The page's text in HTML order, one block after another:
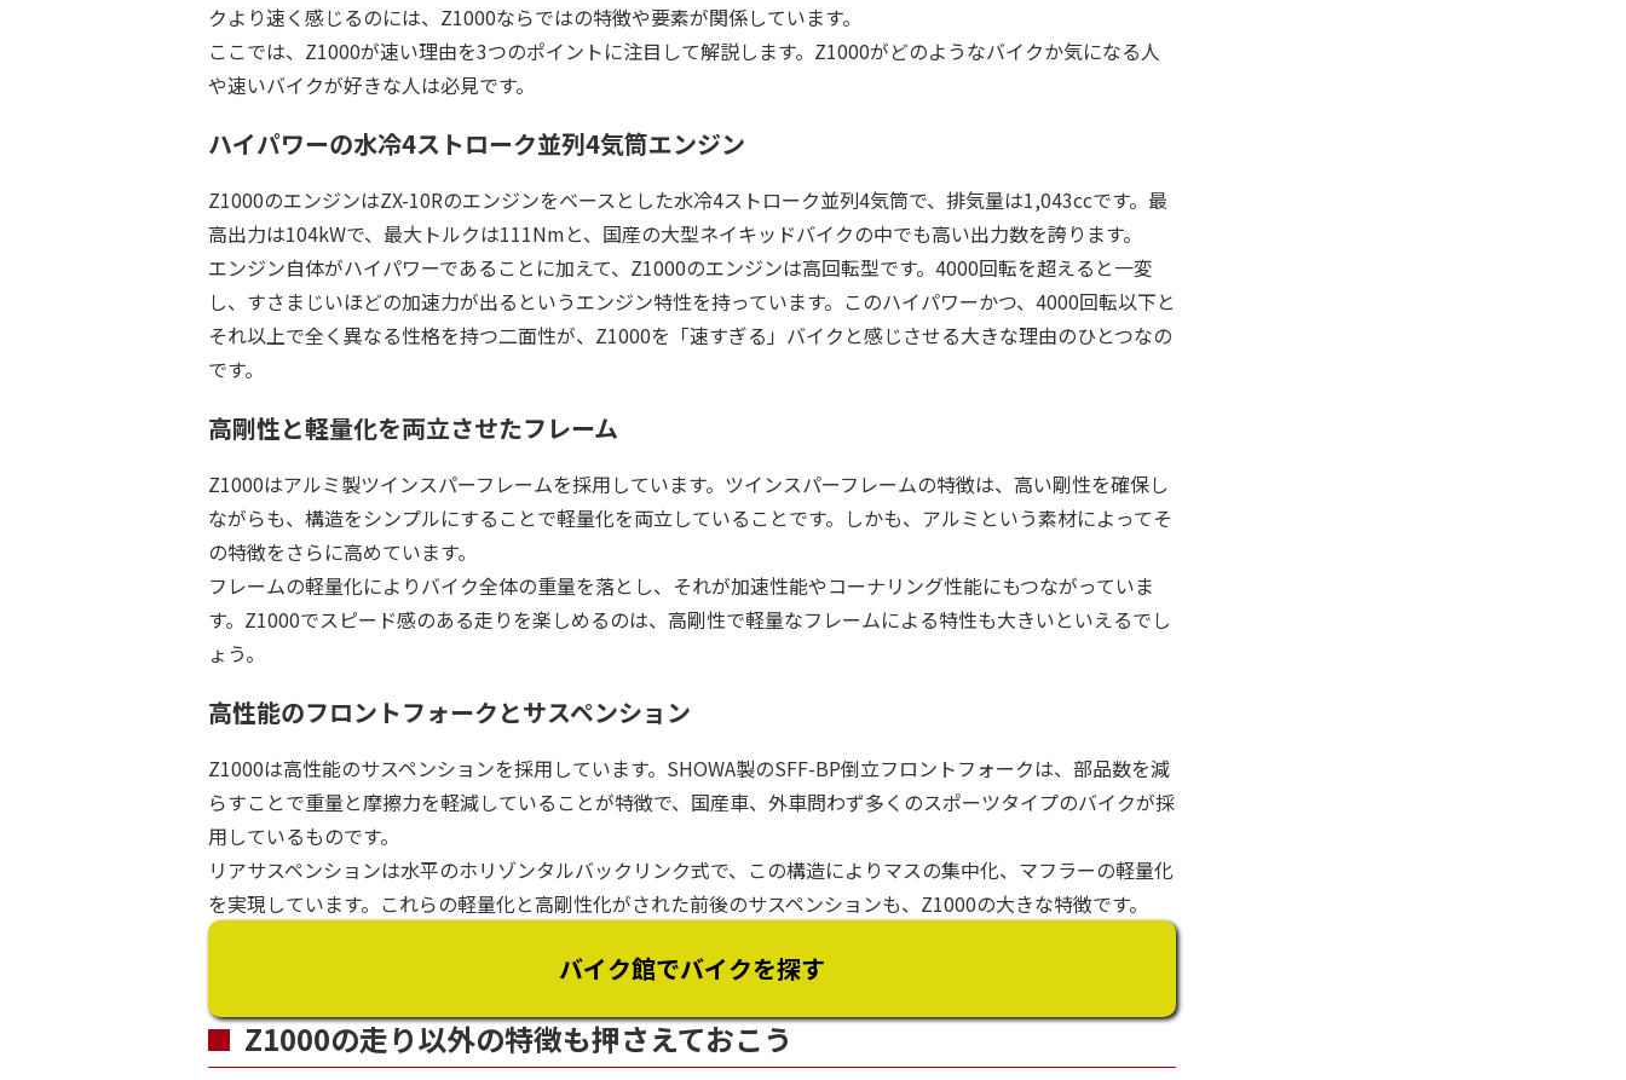
クより速く感じるのには、Z1000ならではの特徴や要素が関係しています。
ここでは、Z1000が速い理由を3つのポイントに注目して解説します。Z1000がどのようなバイクか気になる人
や速いバイクが好きな人は必見です。
ハイパワーの水冷4ストローク並列4気筒エンジン
Z1000のエンジンはZX-10Rのエンジンをベースとした水冷4ストローク並列4気筒で、排気量は1,043ccです。最
高出力は104kWで、最大トルクは111Nmと、国産の大型ネイキッドバイクの中でも高い出力数を誇ります。
エンジン自体がハイパワーであることに加えて、Z1000のエンジンは高回転型です。4000回転を超えると一変
し、すさまじいほどの加速力が出るというエンジン特性を持っています。このハイパワーかつ、4000回転以下と
それ以上で全く異なる性格を持つ二面性が、Z1000を「速すぎる」バイクと感じさせる大きな理由のひとつなの
です。
高剛性と軽量化を両立させたフレーム
Z1000はアルミ製ツインスパーフレームを採用しています。ツインスパーフレームの特徴は、高い剛性を確保し
ながらも、構造をシンプルにすることで軽量化を両立していることです。しかも、アルミという素材によってそ
の特徴をさらに高めています。
フレームの軽量化によりバイク全体の重量を落とし、それが加速性能やコーナリング性能にもつながっていま
す。Z1000でスピード感のある走りを楽しめるのは、高剛性で軽量なフレームによる特性も大きいといえるでし
ょう。
高性能のフロントフォークとサスペンション
Z1000は高性能のサスペンションを採用しています。SHOWA製のSFF-BP倒立フロントフォークは、部品数を減
らすことで重量と摩擦力を軽減していることが特徴で、国産車、外車問わず多くのスポーツタイプのバイクが採
用しているものです。
リアサスペンションは水平のホリゾンタルバックリンク式で、この構造によりマスの集中化、マフラーの軽量化
を実現しています。これらの軽量化と高剛性化がされた前後のサスペンションも、Z1000の大きな特徴です。
バイク館でバイクを探す
Z1000の走り以外の特徴も押さえておこう